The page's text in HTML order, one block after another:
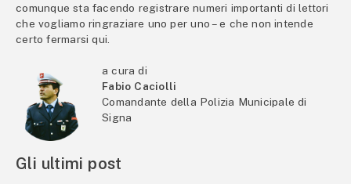
comunque sta facendo registrare numeri importanti di lettori
che vogliamo ringraziare uno per uno – e che non intende
certo fermarsi qui.
a cura di
Fabio Caciolli
Comandante della Polizia Municipale di
Signa
Gli ultimi post